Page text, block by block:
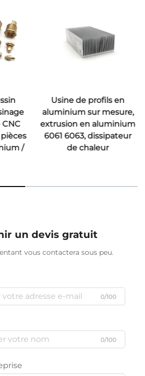
/
Usine de profils en
aluminium sur mesure,
extrusion en aluminium
6061 6063, dissipateur
de chaleur
un devis gratuit
vous contactera sous peu.
0/100
0/100